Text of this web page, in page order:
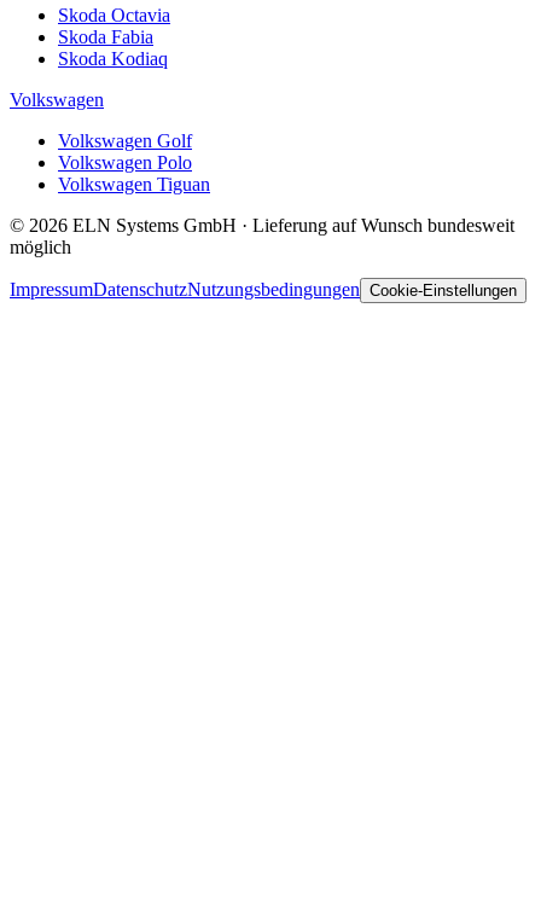
Skoda Octavia
Skoda Fabia
Skoda Kodiaq
Volkswagen
Volkswagen Golf
Volkswagen Polo
Volkswagen Tiguan
© 2026 ELN Systems GmbH · Lieferung auf Wunsch bundesweit
möglich
ImpressumDatenschutzNutzungsbedingungen Cookie-Einstellungen